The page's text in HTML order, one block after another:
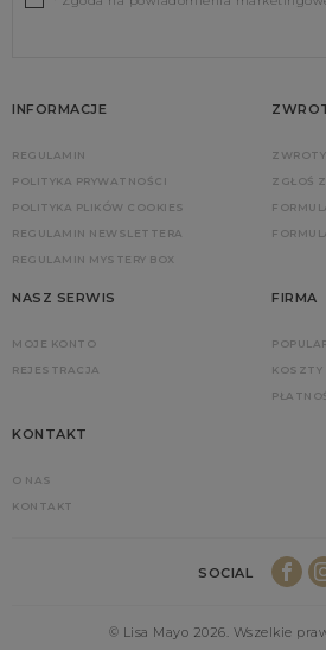
INFORMACJE
REGULAMIN
POLITYKA PRYWATNOŚCI
POLITYKA PLIKÓW COOKIES
REGULAMIN NEWSLETTERA
REGULAMIN MYSTERY BOX
ZGŁOŚ
NASZ SERWIS
MOJE KONTO
REJESTRACJA
FIRMA
KOSZTY
KONTAKT
O NAS
KONTAKT
SOCIAL
© Lisa Mayo 2026. Wszelkie